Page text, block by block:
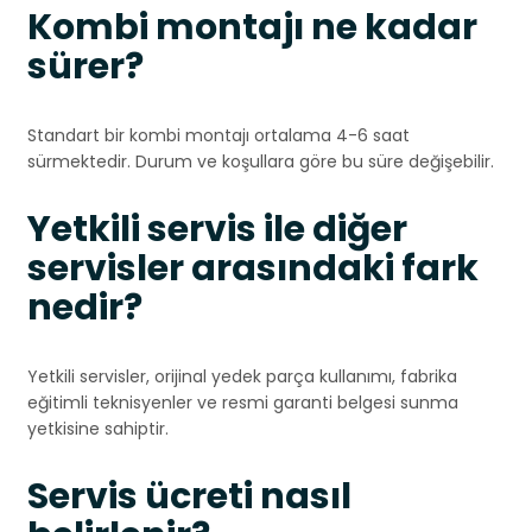
Kombi montajı ne kadar
sürer?
Standart bir kombi montajı ortalama 4-6 saat
sürmektedir. Durum ve koşullara göre bu süre değişebilir.
Yetkili servis ile diğer
servisler arasındaki fark
nedir?
Yetkili servisler, orijinal yedek parça kullanımı, fabrika
eğitimli teknisyenler ve resmi garanti belgesi sunma
yetkisine sahiptir.
Servis ücreti nasıl